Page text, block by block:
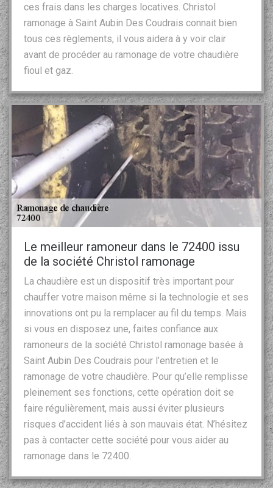
ces frais dans les charges locatives. Christol
ramonage à Saint Aubin Des Coudrais connait bien
tous ces règlements, il vous aidera à y voir clair
avant de procéder au ramonage de votre chaudière
fioul et gaz.
Le meilleur ramoneur dans le 72400 issu
de la société Christol ramonage
La chaudière est un dispositif très important pour
chauffer votre maison même si la technologie et ses
innovations ont pu la remplacer au fil du temps. Mais
si vous en disposez une, faites confiance aux
ramoneurs de la société Christol ramonage basée à
Saint Aubin Des Coudrais pour l’entretien et le
ramonage de votre chaudière. Pour qu’elle remplisse
pleinement ses fonctions, cette opération doit se
faire régulièrement, mais aussi éviter plusieurs
risques d’accident liés à son mauvais état. N’hésitez
pas à contacter cette société pour vous aider au
ramonage dans le 72400.